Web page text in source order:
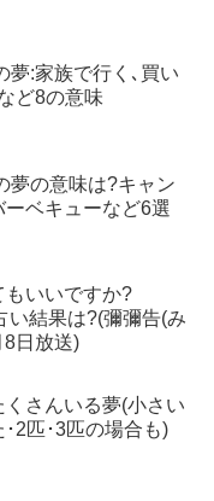
夢:家族で行く､買い
ど8の意味
夢の意味は?キャン
ベキューなど6選
もいいですか?
い結果は?(彌彌告(み
8日放送)
くさんいる夢(小さい
2匹･3匹の場合も)